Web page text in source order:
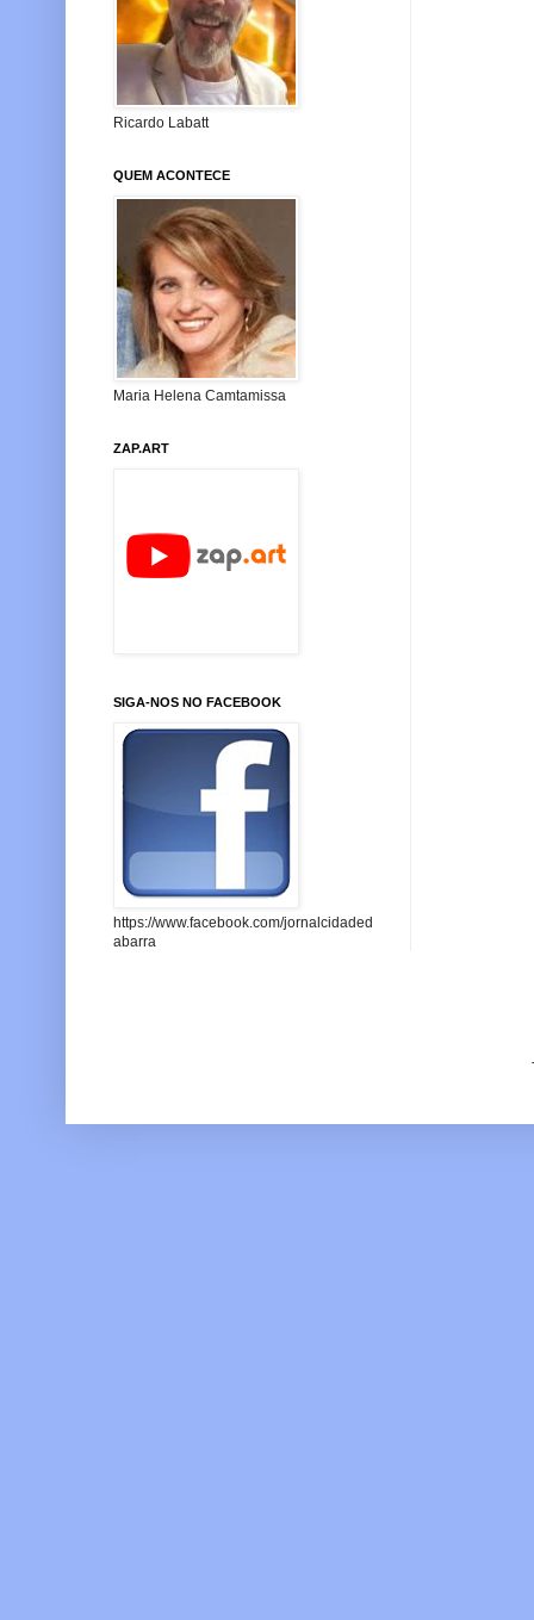
Ricardo Labatt
QUEM ACONTECE
Maria Helena Camtamissa
ZAP.ART
SIGA-NOS NO FACEBOOK
https://www.facebook.com/jornalcidaded
abarra